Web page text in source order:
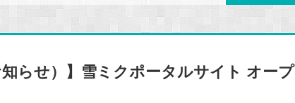
知らせ）】雪ミクポータルサイト オープ